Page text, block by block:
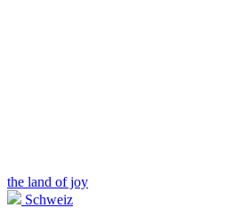
the land of joy
Schweiz